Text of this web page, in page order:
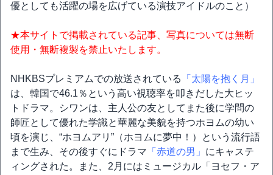
優としても活躍の場を広げている演技アイドルのこと）
★本サイトで掲載されている記事、写真については無断
使用・無断複製を禁止いたします。
NHKBSプレミアムでの放送されている
「太陽を抱く月」
は、韓国で46.1％という高い視聴率を叩きだした大ヒッ
トドラマ。シワンは、主人公の友としてまた後に学問の
師匠として優れた学識と華麗な美貌を持つホヨムの幼い
頃を演じ、“ホヨムアリ”（ホヨムに夢中！）という流行語
まで生み、その後すぐにドラマ 「赤道の男」 にキャステ
ィングされた。また、2月にはミュージカル「ヨセフ・ア